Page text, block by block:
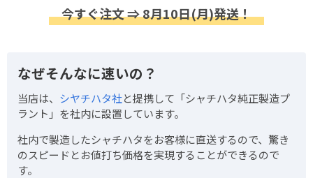
今すぐ注文 ⇒ 8月10日(月)発送！
なぜそんなに速いの？
当店は、 シヤチハタ社と提携して「シャチハタ純正製造プ
ラント」を社内に設置しています。
社内で製造したシャチハタをお客様に直送するので、驚き
のスピードとお値打ち価格を実現することができるので
す。